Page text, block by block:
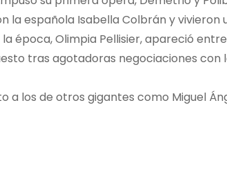
la española Isabella Colbrán y vivieron
época, Olimpia Pellisier, apareció
tras agotadoras negociaciones con
a los de otros gigantes como Miguel